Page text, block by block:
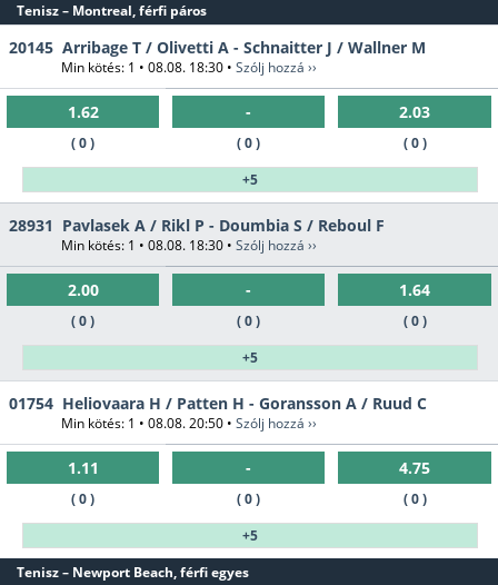
Tenisz – Montreal, férfi páros
20145 Arribage T / Olivetti A - Schnaitter J / Wallner M
Min kötés: 1 • 08.08. 18:30 • Szólj hozzá ››
1.62
( 0 )
-
( 0 )
2.03
( 0 )
+5
28931 Pavlasek A / Rikl P - Doumbia S / Reboul F
Min kötés: 1 • 08.08. 18:30 • Szólj hozzá ››
2.00
( 0 )
-
( 0 )
1.64
( 0 )
+5
01754 Heliovaara H / Patten H - Goransson A / Ruud C
Min kötés: 1 • 08.08. 20:50 • Szólj hozzá ››
1.11
( 0 )
-
( 0 )
4.75
( 0 )
+5
Tenisz – Newport Beach, férfi egyes